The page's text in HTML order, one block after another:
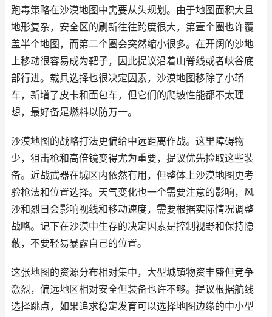
跑毒策略在沙漠地图中需要从头规划。由于地图面积大且
地形复杂，安全区的刷新往往跨度很大，第壹个圈也许覆
盖半个地图，而第二个圈会突然缩小很多。在开阔的沙地
上移动很容易成为靶子，因此提议沿着山脊线或者峡谷底
部行进。载具选择也很决定因素，沙漠地图移除了小轿
车，新增了皮卡和面包车，但它们的爬坡性能都不太理
想，最好备足燃料以防万一。
沙漠地图的战略打法更偏给中远距离作战。这里障碍物
少，狙击枪和高倍镜变得尤为重要，提议优先捡取这些装
备。近战武器在城区内依然有用，但整体上沙漠地图更考
验枪法和位置选择。天气变化也一个需要注意的影响，风
沙和烈日会影响视线和移动速度，需要根据实际情况调整
战略。记下在沙漠中生存的决定因素是控制视野和保持隐
蔽，不要轻易暴露自己的位置。
这张地图的资源分布相对集中，大型城镇物资丰盛但竞争
激烈，偏远地区相对安全但装备也许不够。提议根据航线
选择跳点，如果追求稳定发育可以选择地图边缘的中小型